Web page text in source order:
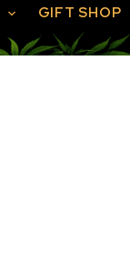
GIFT SHOP